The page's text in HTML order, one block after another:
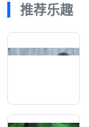
推荐乐趣